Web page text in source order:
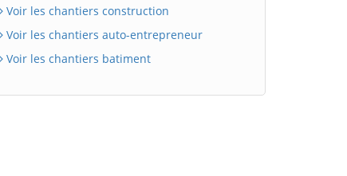
Voir les chantiers construction
Voir les chantiers auto-entrepreneur
Voir les chantiers batiment